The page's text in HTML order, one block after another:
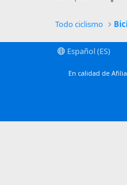
Todo ciclismo
Español (ES)
En calidad de